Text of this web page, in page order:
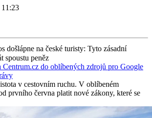
došlápne na české turisty: Tyto zásadní
spoustu peněz
Centrum.cz do oblíbených zdrojů pro Google
v cestovním ruchu. V oblíbeném
prvního června platit nové zákony, které se